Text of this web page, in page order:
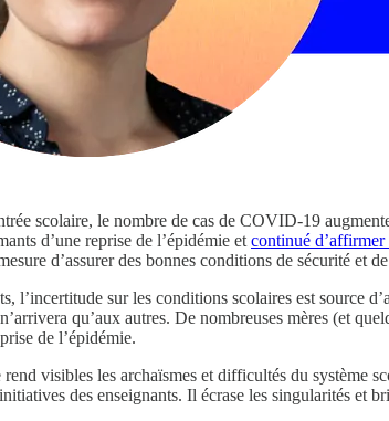
scolaire, le nombre de cas de COVID-19
d’une reprise de l’épidémie et continué d’affirmer
d’assurer des bonnes conditions de sécurité et
l’incertitude sur les conditions scolaires est source
qu’aux autres. De nombreuses mères (et
de l’épidémie.
visibles les archaïsmes et difficultés du système
des enseignants. Il écrase les singularités et